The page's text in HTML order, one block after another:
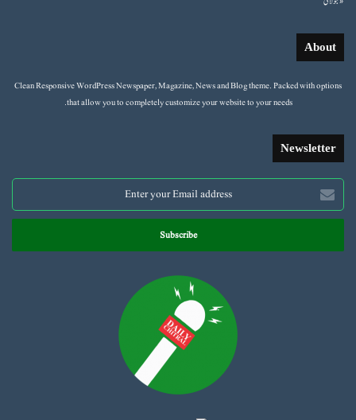
About
Clean Responsive WordPress Newspaper, Magazine, News and Blog theme. Packed with options
that allow you to completely customize your website to your needs.
Newsletter
Enter
your
Email